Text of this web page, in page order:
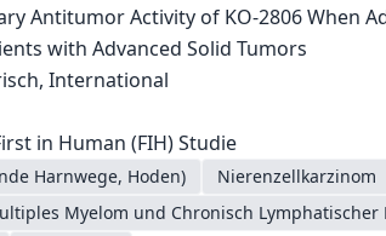
Antitumor Activity of KO-2806 When
with Advanced Solid Tumors
International
in Human (FIH) Studie
Harnwege, Hoden)
Nierenzellkarzinom
Myelom und Chronisch Lymphatischer